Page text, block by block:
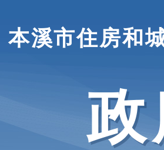
本溪市住房和